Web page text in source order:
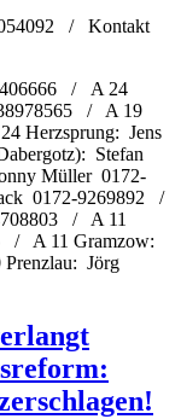
/ Kontakt
/ A 24
/ A 19
Herzsprung: Jens
Stefan
Müller 0172-
0172-9269892 /
/ A 11
/ A 11 Gramzow:
Jörg